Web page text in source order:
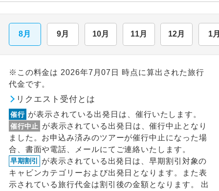
8月 9月 10月 11月 12月 1
※この料金は 2026年7月07日 時点に算出された旅行
代金です。
リクエスト受付とは
催行 が表示されている出発日は、催行いたします。
催行中止
が表示されている出発日は、催行中止となり
ました。お申込み済みのツアーが催行中止になった場
合、書面や電話、メールにてご連絡いたします。
早期割引
が表示されている出発日は、早期割引対象の
キャビンカテゴリーおよび出発日となります。また表
示されている旅行代金は割引後の金額となります。 出